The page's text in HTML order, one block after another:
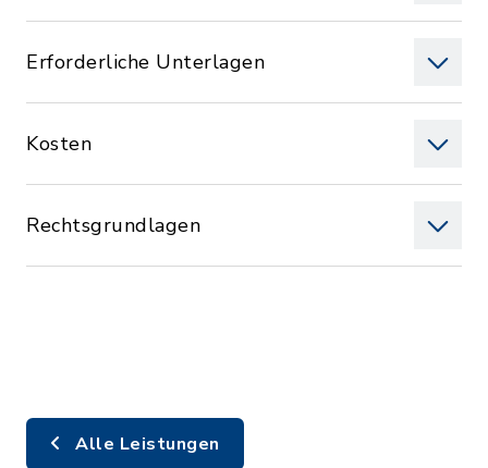
Erforderliche Unterlagen
Kosten
Rechtsgrundlagen
Alle Leistungen